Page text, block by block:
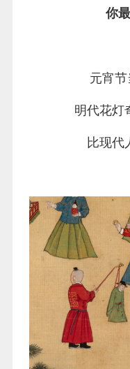
你
元宵
明代花灯
比现代